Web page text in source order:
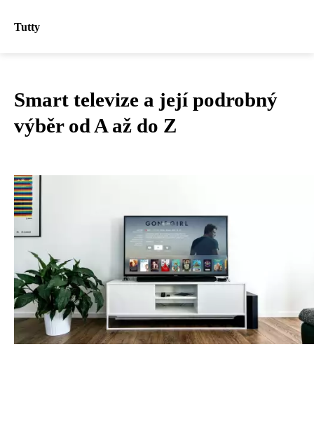
Tutty
Smart televize a její podrobný
výběr od A až do Z